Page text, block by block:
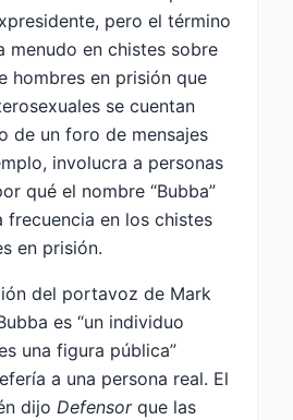
pero el término
menudo en chistes sobre
hombres en prisión que
se cuentan
de un foro de mensajes
involucra a personas
qué el nombre “Bubba”
frecuencia en los chistes
en prisión.
del portavoz de Mark
es “un individuo
una figura pública”
a una persona real. El
dijo Defensor que las